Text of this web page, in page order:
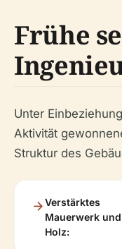
Frühe
Unter
Aktivität
Struktur des
Verstärktes
Mauerwerk und
Holz: